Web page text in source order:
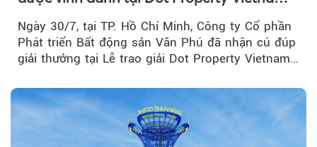
Ngày 30/7, tại TP. Hồ Chí Minh, Công ty Cổ phần
Phát triển Bất động sản Văn Phú đã nhận cú đúp
giải thưởng tại Lễ trao giải Dot Property Vietnam